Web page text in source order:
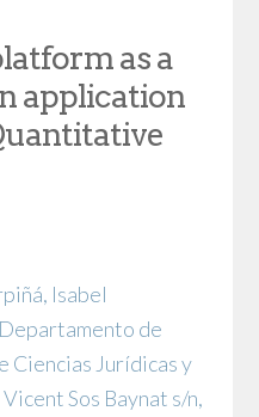
as a
application
Isabel
de
Ciencias Jurídicas y
Sos Baynat s/n,